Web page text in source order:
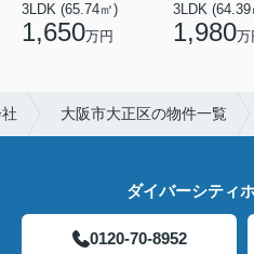
3LDK (65.74㎡)
1,650万円
3LDK (64.39
1,980万
大阪市大正区の物件一覧
ダイバーシティ
0120-70-8952